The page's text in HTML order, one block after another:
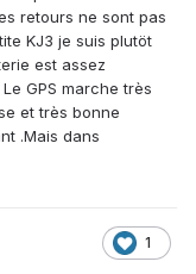
retours ne sont pas
KJ3 je suis plutöt
est assez
GPS marche très
et très bonne
.Mais dans
1